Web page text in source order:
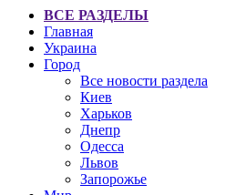
ВСЕ РАЗДЕЛЫ
Главная
Украина
Город
Все новости раздела
Киев
Харьков
Днепр
Одесса
Львов
Запорожье